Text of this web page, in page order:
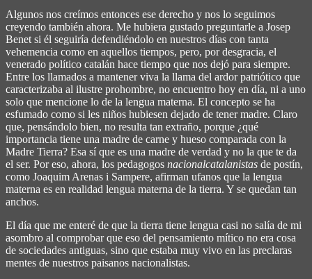
Algunos nos creímos entonces ese derecho y nos lo seguimos
creyendo también ahora. Me hubiera gustado preguntarle a Josep
Benet si él seguiría defendiéndolo en nuestros días con tanta
vehemencia como en aquellos tiempos, pero, por desgracia, el
venerado político catalán hace tiempo que nos dejó para siempre.
Entre los llamados a mantener viva la llama del ardor patriótico que
caracterizaba al ilustre prohombre, no encuentro hoy en día, ni a uno
solo que mencione lo de la lengua materna. El concepto se ha
esfumado como si les niños hubiesen dejado de tener madre. Claro
que, pensándolo bien, no resulta tan extraño, porque ¿qué
importancia tiene una madre de carne y hueso comparada con la
Madre Tierra? Esa sí que es una madre de verdad y no la que te da
el ser. Por eso, ahora, los pedagogos nacionalcatalanistas de postín,
como Joaquim Arenas i Sampere, afirman ufanos que la lengua
materna es en realidad lengua materna de la tierra. Y se quedan tan
anchos.
El día que me enteré de que la tierra tiene lengua casi no salía de mi
asombro al comprobar que eso del pensamiento mítico no era cosa
de sociedades antiguas, sino que estaba muy vivo en las preclaras
mentes de nuestros paisanos nacionalistas.